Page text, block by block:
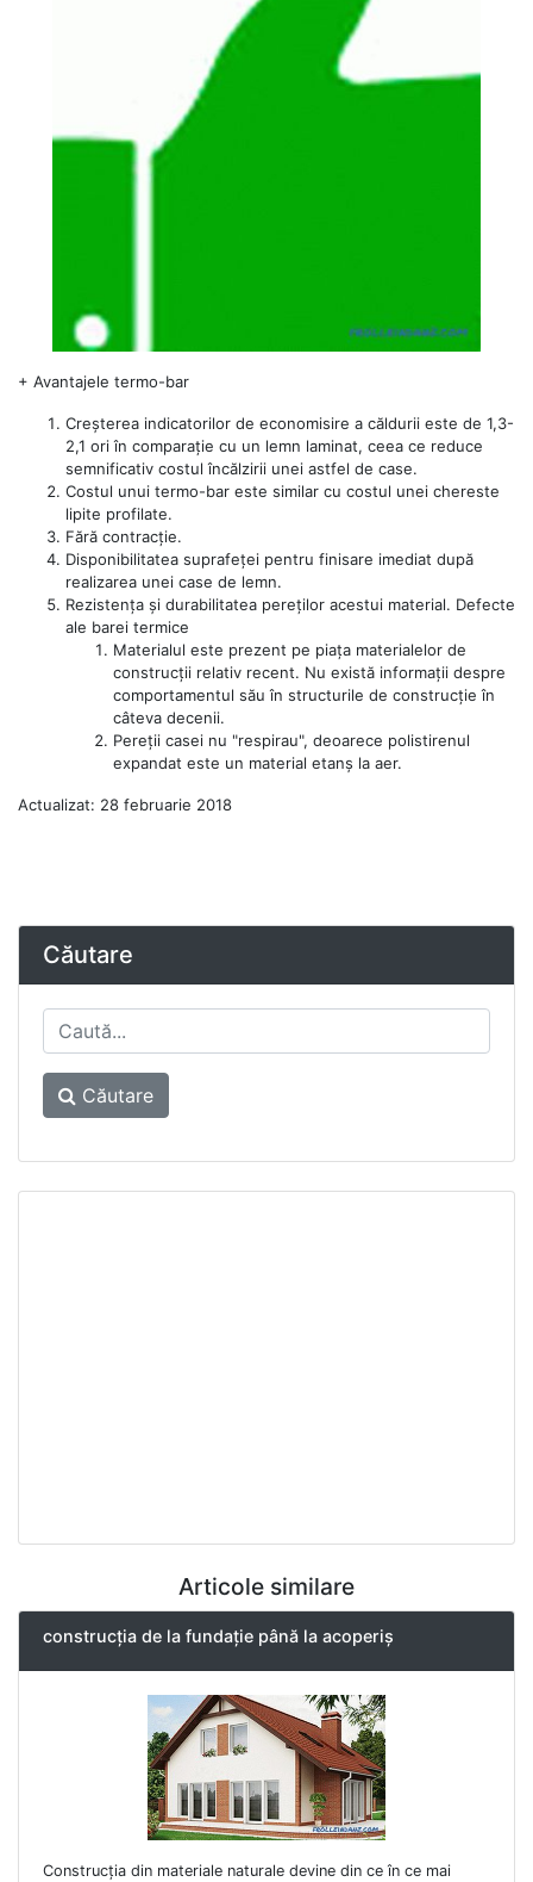
+ Avantajele termo-bar
Creșterea indicatorilor de economisire a căldurii este de 1,3-
2,1 ori în comparație cu un lemn laminat, ceea ce reduce
semnificativ costul încălzirii unei astfel de case.
Costul unui termo-bar este similar cu costul unei chereste
lipite profilate.
Fără contracție.
Disponibilitatea suprafeței pentru finisare imediat după
realizarea unei case de lemn.
Rezistența și durabilitatea pereților acestui material. Defecte
ale barei termice
Materialul este prezent pe piața materialelor de
construcții relativ recent. Nu există informații despre
comportamentul său în structurile de construcție în
câteva decenii.
Pereții casei nu "respirau", deoarece polistirenul
expandat este un material etanș la aer.
Actualizat: 28 februarie 2018
Căutare
Căutare
Articole similare
construcția de la fundație până la acoperiș
Construcția din materiale naturale devine din ce în ce mai